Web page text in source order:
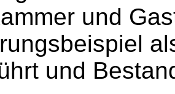
und
und